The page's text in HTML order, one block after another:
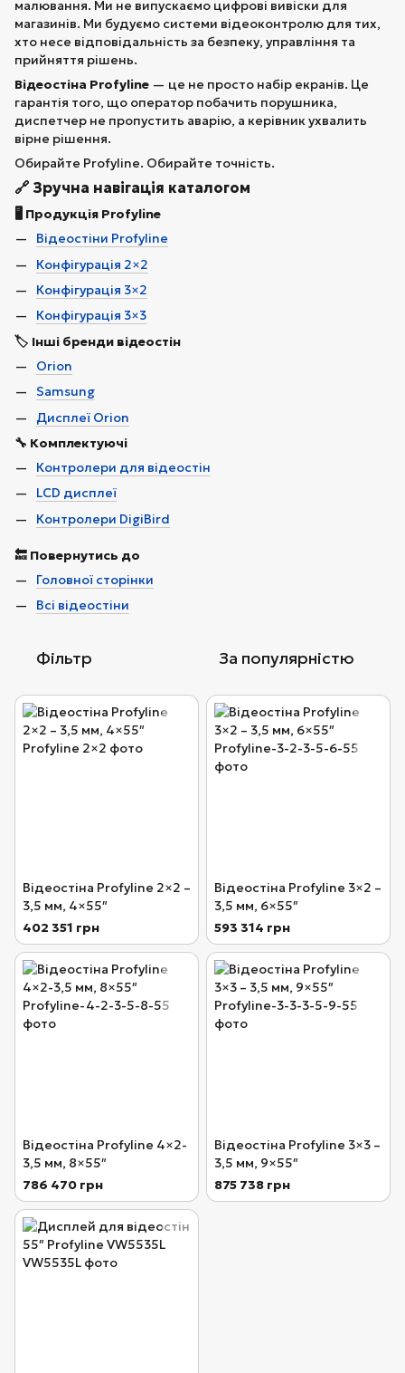
малювання. Ми не випускаємо цифрові вивіски для
магазинів. Ми будуємо системи відеоконтролю для тих,
хто несе відповідальність за безпеку, управління та
прийняття рішень.
Відеостіна Profyline — це не просто набір екранів. Це
гарантія того, що оператор побачить порушника,
диспетчер не пропустить аварію, а керівник ухвалить
вірне рішення.
Обирайте Profyline. Обирайте точність.
🔗 Зручна навігація каталогом
🖥️ Продукція Profyline
Відеостіни Profyline
Конфігурація 2×2
Конфігурація 3×2
Конфігурація 3×3
🏷️ Інші бренди відеостін
Orion
Samsung
Дисплеї Orion
🔧 Комплектуючі
Контролери для відеостін
LCD дисплеї
Контролери DigiBird
🔙 Повернутись до
Головної сторінки
Всі відеостіни
Фільтр За популярністю
Відеостіна Profyline 2×2 –
3,5 мм, 4×55″
402 351 грн
Відеостіна Profyline 3×2 –
3,5 мм, 6×55″
593 314 грн
Відеостіна Profyline 4×2-
3,5 мм, 8×55″
786 470 грн
Відеостіна Profyline 3×3 –
3,5 мм, 9×55″
875 738 грн